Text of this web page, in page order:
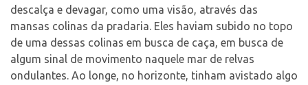
descalça e devagar, como uma visão, através das
mansas colinas da pradaria. Eles haviam subido no topo
de uma dessas colinas em busca de caça, em busca de
algum sinal de movimento naquele mar de relvas
ondulantes. Ao longe, no horizonte, tinham avistado algo